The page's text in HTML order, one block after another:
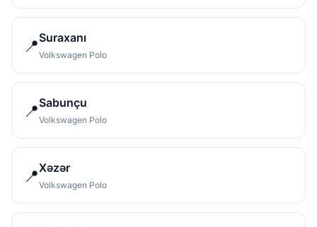
📍Suraxanı
Volkswagen Polo
📍Sabunçu
Volkswagen Polo
📍Xəzər
Volkswagen Polo